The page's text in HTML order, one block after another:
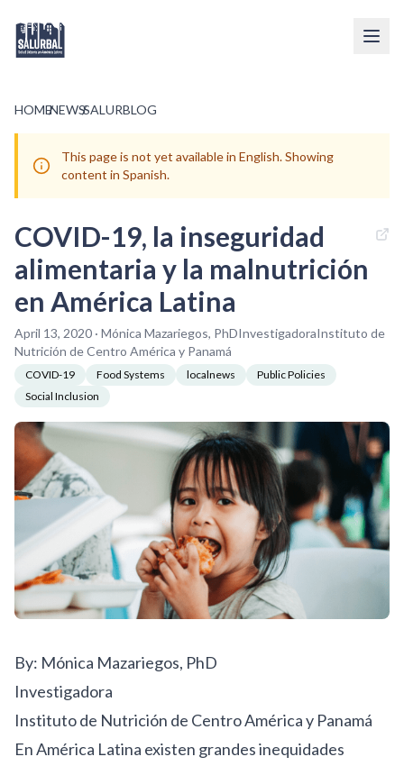
HOME/NEWS/SALURBLOG
This page is not yet available in English. Showing
content in Spanish.
COVID-19, la inseguridad
alimentaria y la malnutrición
en América Latina
April 13, 2020 · Mónica Mazariegos, PhDInvestigadoraInstituto de
Nutrición de Centro América y Panamá
COVID-19 Food Systems localnews
Public Policies
Social Inclusion
By: Mónica Mazariegos, PhD
Investigadora
Instituto de Nutrición de Centro América y Panamá
En América Latina existen grandes inequidades